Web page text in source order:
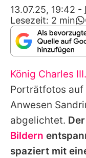
Alle
13.07.25, 19:42 -
Lesezeit: 2 min
König Charles III.
Porträtfotos auf
Anwesen
abgelichtet.
Bildern
spaziert mit